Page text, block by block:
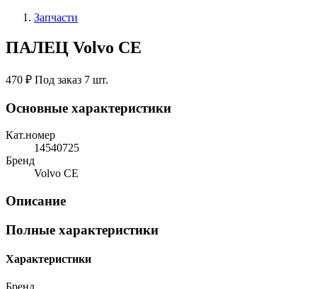
Запчасти
ПАЛЕЦ Volvo CE
470 ₽ Под заказ 7 шт.
Основные характеристики
Кат.номер
14540725
Бренд
Volvo CE
Описание
Полные характеристики
Характеристики